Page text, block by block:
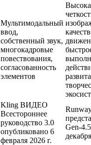
Мультимодальный
ввод,
собственный звук,
многокадровые
повествования,
согласованность
элементов
Kling ВИДЕО
Всестороннее
руководство 3.0
опубликовано 6
февраля 2026 г.
Gen-